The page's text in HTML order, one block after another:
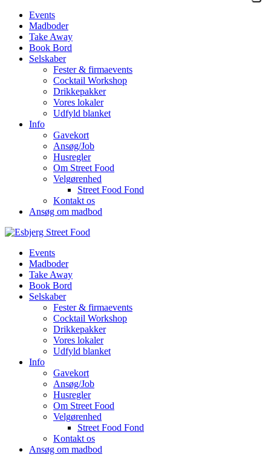
Events
Madboder
Take Away
Book Bord
Selskaber
Fester & firmaevents
Cocktail Workshop
Drikkepakker
Vores lokaler
Udfyld blanket
Info
Gavekort
Ansøg/Job
Husregler
Om Street Food
Velgørenhed
Street Food Fond
Kontakt os
Ansøg om madbod
Events
Madboder
Take Away
Book Bord
Selskaber
Fester & firmaevents
Cocktail Workshop
Drikkepakker
Vores lokaler
Udfyld blanket
Info
Gavekort
Ansøg/Job
Husregler
Om Street Food
Velgørenhed
Street Food Fond
Kontakt os
Ansøg om madbod